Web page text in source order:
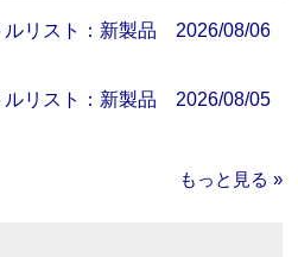
ルリスト：新製品 2026/08/06
ルリスト：新製品 2026/08/05
もっと見る »